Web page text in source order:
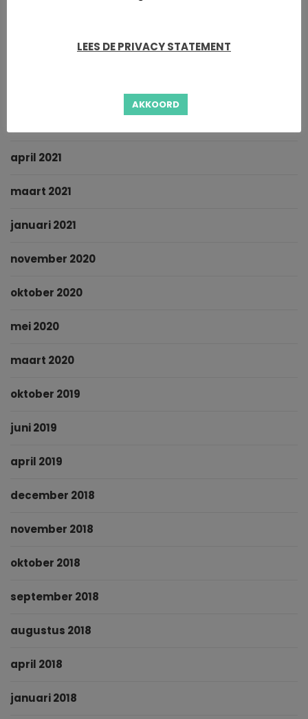
oktober 2021
april 2021
maart 2021
januari 2021
november 2020
oktober 2020
mei 2020
maart 2020
oktober 2019
juni 2019
april 2019
december 2018
november 2018
oktober 2018
september 2018
augustus 2018
april 2018
januari 2018
LEES DE PRIVACY STATEMENT
AKKOORD